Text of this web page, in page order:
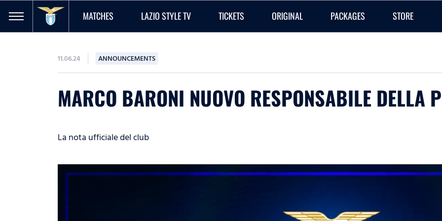
MATCHES LAZIO STYLE TV TICKETS ORIGINAL PACKAGES STORE
11.06.24 ANNOUNCEMENTS
MARCO BARONI NUOVO RESPONSABILE DELLA
La nota ufficiale del club